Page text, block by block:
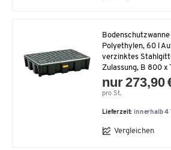
Bodenschutzwanne
Polyethylen, 60 l
verzinktes
Zulassung, B 800 x
nur 273,90
pro St.
Lieferzeit: innerhalb 4
Vergleichen